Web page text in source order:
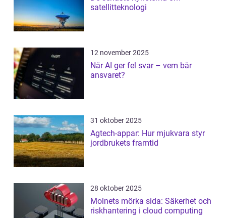
satellitteknologi
12 november 2025
När AI ger fel svar – vem bär
ansvaret?
31 oktober 2025
Agtech-appar: Hur mjukvara styr
jordbrukets framtid
28 oktober 2025
Molnets mörka sida: Säkerhet och
riskhantering i cloud computing